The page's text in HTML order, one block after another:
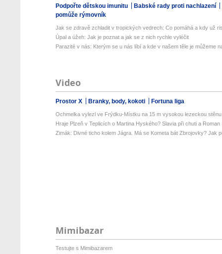
Podpořte dětskou imunitu
Babské rady proti nachlazení
pomůže rýmovník
Jak se zdravě zchladit v tropických vedrech: Co pomáhá a kdy už
Úpal a úžeh: Jak je poznat a jak se z nich rychle vyléčit
Parazité v nás: Kterým se u nás líbí a kde v našem těle je můžeme
Video
Prostor X Branky, body, kokoti Fortuna liga
Ochmelka vylezl ve Frýdku-Místku na 15 m vysokou lezeckou
Hraje Plzeň v Teplicích o Martina Hyského? Slavia při chuti a Roman
Zimák: Divné ticho kolem Jágra. Má se Kometa bát Zbrojovky? Jak
Mimibazar
Testujte s Mimibazarem